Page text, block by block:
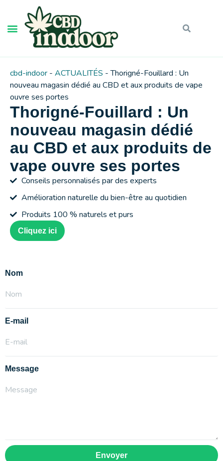
cbd-indoor - ACTUALITÉS -Thorigné-Fouillard : Un
nouveau magasin dédié au CBD et aux produits de vape
ouvre ses portes
Thorigné-Fouillard : Un
nouveau magasin dédié
au CBD et aux produits de
vape ouvre ses portes
Conseils personnalisés par des experts
Amélioration naturelle du bien-être au quotidien
Produits 100 % naturels et purs
Cliquez ici
Nom
E-mail
Message
Envoyer